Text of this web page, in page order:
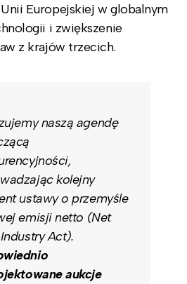
Europejskiej w globalnym
i zwiększenie
z krajów trzecich.
naszą agendę
kolejny
ustawy o przemyśle
emisji netto (Net
Act).
aukcje